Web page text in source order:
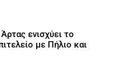
ενισχύει το
με Πήλιο και